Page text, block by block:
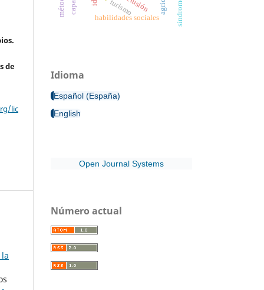
de
lic
turismo
habilidades sociales
Idioma
Español (España)
English
Open Journal Systems
Número actual